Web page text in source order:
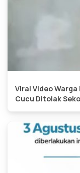
Viral Video
Cucu Ditolak